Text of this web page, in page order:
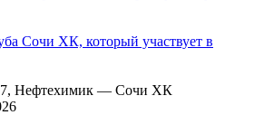
Нефтехимик — Сочи ХК